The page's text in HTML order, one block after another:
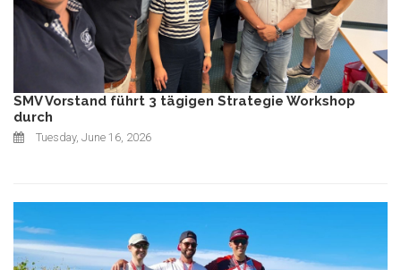
SMV Vorstand führt 3 tägigen Strategie Workshop
durch
Tuesday, June 16, 2026